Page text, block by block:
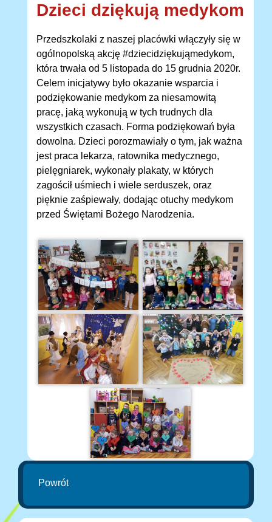
Dzieci dziękują medykom
Przedszkolaki z naszej placówki włączyły się w
ogólnopolską akcję #dziecidziękująmedykom,
która trwała od 5 listopada do 15 grudnia 2020r.
Celem inicjatywy było okazanie wsparcia i
podziękowanie medykom za niesamowitą
pracę, jaką wykonują w tych trudnych dla
wszystkich czasach. Forma podziękowań była
dowolna. Dzieci porozmawiały o tym, jak ważna
jest praca lekarza, ratownika medycznego,
pielęgniarek, wykonały plakaty, w których
zagościł uśmiech i wiele serduszek, oraz
pięknie zaśpiewały, dodając otuchy medykom
przed Świętami Bożego Narodzenia.
Powrót